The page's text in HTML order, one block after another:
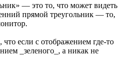
— это то, что может видеть
прямой треугольник — то,
если с отображением где-то
_зеленого_, а никак не